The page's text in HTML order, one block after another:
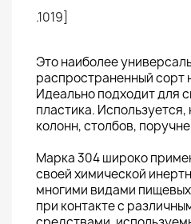
.1019]
Это наиболее
распространенный
Идеально подходит для
пластика.
колонн, столбов,
Марка 304 широко
своей химической
многими видами
при контакте с